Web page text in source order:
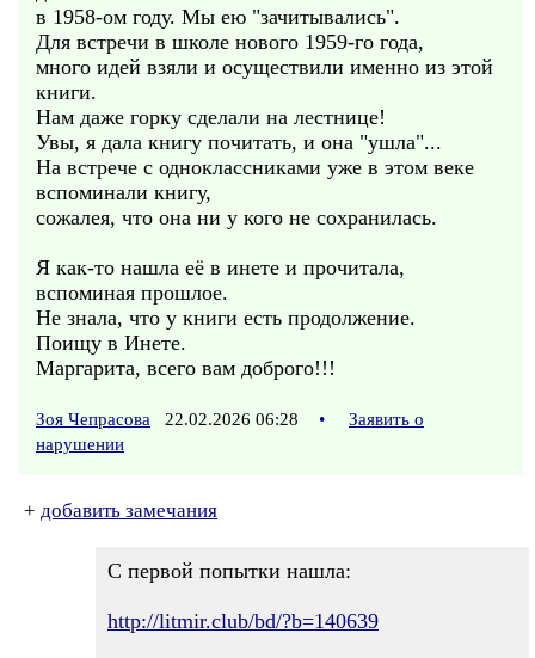
в 1958-ом году. Мы ею "зачитывались".
Для встречи в школе нового 1959-го года,
много идей взяли и осуществили именно из этой
книги.
Нам даже горку сделали на лестнице!
Увы, я дала книгу почитать, и она "ушла"...
На встрече с одноклассниками уже в этом веке
вспоминали книгу,
сожалея, что она ни у кого не сохранилась.
Я как-то нашла её в инете и прочитала,
вспоминая прошлое.
Не знала, что у книги есть продолжение.
Поищу в Инете.
Маргарита, всего вам доброго!!!
Зоя Чепрасова 22.02.2026 06:28 •
Заявить о
нарушении
+ добавить замечания
С первой попытки нашла:
http://litmir.club/bd/?b=140639